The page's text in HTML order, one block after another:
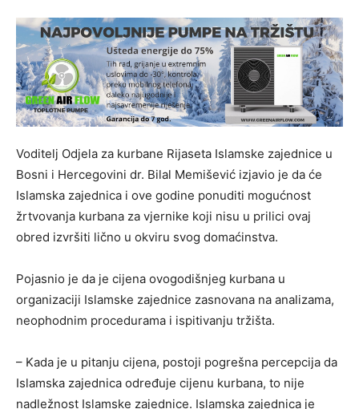
Voditelj Odjela za kurbane Rijaseta Islamske zajednice u
Bosni i Hercegovini dr. Bilal Memišević izjavio je da će
Islamska zajednica i ove godine ponuditi mogućnost
žrtvovanja kurbana za vjernike koji nisu u prilici ovaj
obred izvršiti lično u okviru svog domaćinstva.
Pojasnio je da je cijena ovogodišnjeg kurbana u
organizaciji Islamske zajednice zasnovana na analizama,
neophodnim procedurama i ispitivanju tržišta.
– Kada je u pitanju cijena, postoji pogrešna percepcija da
Islamska zajednica određuje cijenu kurbana, to nije
nadležnost Islamske zajednice. Islamska zajednica je